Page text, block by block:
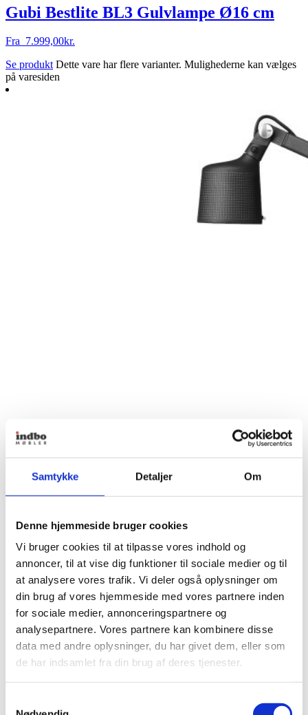
Samtykke Detaljer Om
Denne hjemmeside bruger cookies
Vi bruger cookies til at tilpasse vores indhold og
annoncer, til at vise dig funktioner til sociale medier og til
at analysere vores trafik. Vi deler også oplysninger om
din brug af vores hjemmeside med vores partnere inden
for sociale medier, annonceringspartnere og
analysepartnere. Vores partnere kan kombinere disse
data med andre oplysninger, du har givet dem, eller som
de har indsamlet fra din brug af deres tjenester.
Gubi Bestlite BL3 Gulvlampe Ø16 cm
Fra 7.999,00kr.
Se produkt Dette vare har flere varianter. Mulighederne kan vælges
på varesiden